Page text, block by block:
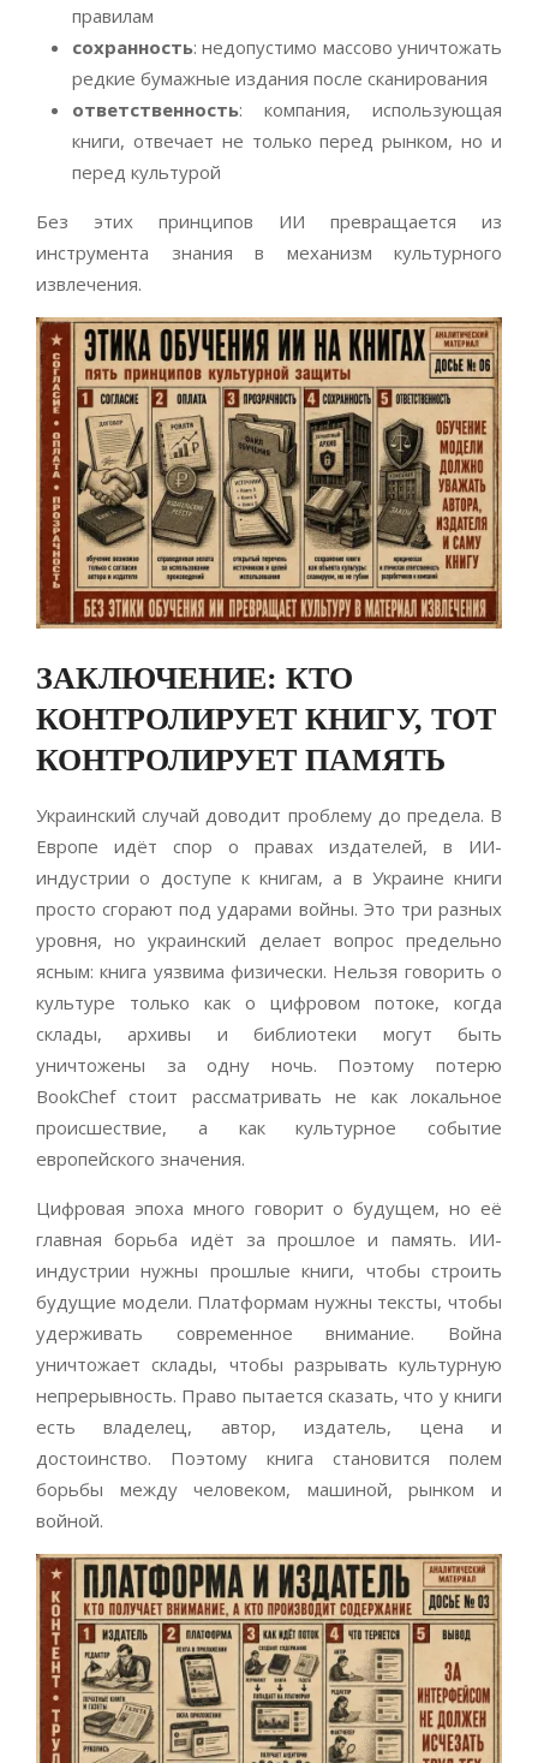
правилам
сохранность: недопустимо массово уничтожать
редкие бумажные издания после сканирования
ответственность: компания, использующая
книги, отвечает не только перед рынком, но и
перед культурой
Без этих принципов ИИ превращается из
инструмента знания в механизм культурного
извлечения.
ЗАКЛЮЧЕНИЕ: КТО
КОНТРОЛИРУЕТ КНИГУ, ТОТ
КОНТРОЛИРУЕТ ПАМЯТЬ
Украинский случай доводит проблему до предела. В
Европе идёт спор о правах издателей, в ИИ-
индустрии о доступе к книгам, а в Украине книги
просто сгорают под ударами войны. Это три разных
уровня, но украинский делает вопрос предельно
ясным: книга уязвима физически. Нельзя говорить о
культуре только как о цифровом потоке, когда
склады, архивы и библиотеки могут быть
уничтожены за одну ночь. Поэтому потерю
BookChef стоит рассматривать не как локальное
происшествие, а как культурное событие
европейского значения.
Цифровая эпоха много говорит о будущем, но её
главная борьба идёт за прошлое и память. ИИ-
индустрии нужны прошлые книги, чтобы строить
будущие модели. Платформам нужны тексты, чтобы
удерживать современное внимание. Война
уничтожает склады, чтобы разрывать культурную
непрерывность. Право пытается сказать, что у книги
есть владелец, автор, издатель, цена и
достоинство. Поэтому книга становится полем
борьбы между человеком, машиной, рынком и
войной.